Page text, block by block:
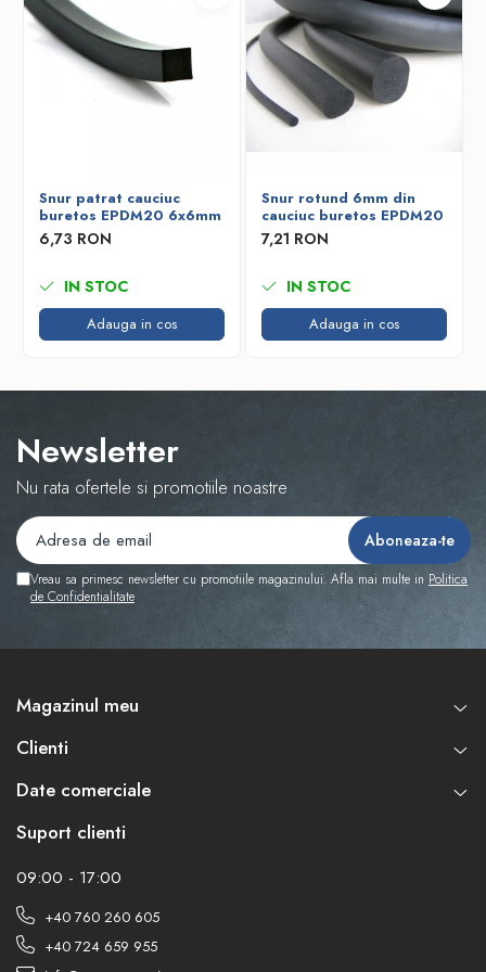
Snur patrat cauciuc
buretos EPDM20 6x6mm
6,73 RON
IN STOC
Adauga in cos
Snur rotund 6mm din
cauciuc buretos EPDM20
7,21 RON
IN STOC
Adauga in cos
Newsletter
Nu rata ofertele si promotiile noastre
Vreau sa primesc newsletter cu promotiile magazinului. Afla mai multe in Politica
de Confidentialitate
Magazinul meu
Clienti
Date comerciale
Suport clienti
09:00 - 17:00
+40 760 260 605
+40 724 659 955